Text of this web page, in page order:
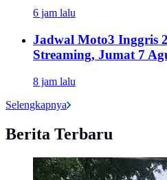
6 jam lalu
Jadwal Moto3 Inggris
Streaming, Jumat 7
8 jam lalu
Selengkapnya
Berita Terbaru